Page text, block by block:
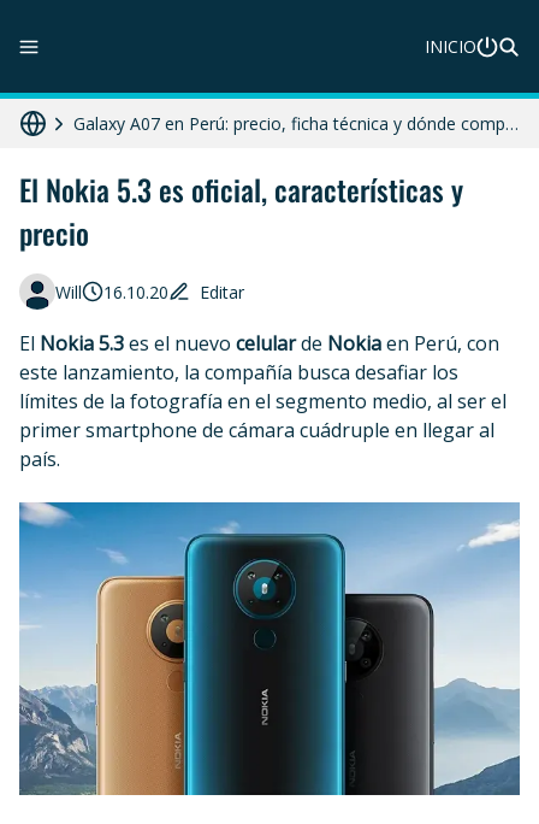
INICIO
Galaxy A07 en Perú: precio, ficha técnica y dónde comprar
El Nokia 5.3 es oficial, características y
precio
Will 16.10.20 Editar
El Nokia 5.3es el nuevo celularde Nokiaen Perú, con
este lanzamiento, la compañía busca desafiar los
límites de la fotografía en el segmento medio, al ser el
primer smartphone de cámara cuádruple en llegar al
país.